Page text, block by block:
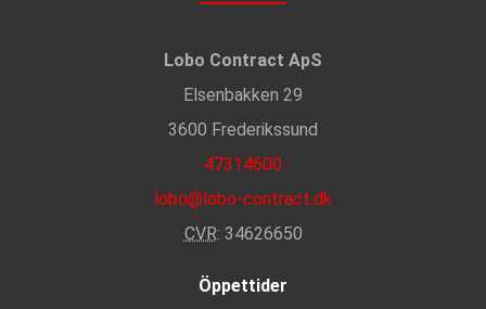
Lobo Contract ApS
Elsenbakken 29
3600 Frederikssund
47314600
lobo@lobo-contract.dk
CVR: 34626650
Öppettider